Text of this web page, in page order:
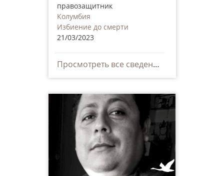
правозащитник
Колумбия
Избиение до смерти
21/03/2023
Просмотреть все сведения